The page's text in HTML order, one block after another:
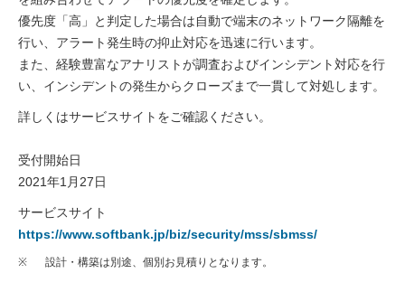
優先度「高」と判定した場合は自動で端末のネットワーク隔離を
行い、アラート発生時の抑止対応を迅速に行います。
また、経験豊富なアナリストが調査およびインシデント対応を行
い、インシデントの発生からクローズまで一貫して対処します。
詳しくはサービスサイトをご確認ください。
受付開始日
2021年1月27日
サービスサイト
https://www.softbank.jp/biz/security/mss/sbmss/
※ 設計・構築は別途、個別お見積りとなります。